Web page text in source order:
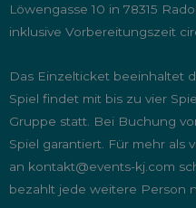
Löwengasse 10 in 78315
inklusive Vorbereitungszeit
Das Einzelticket beeinhaltet
Spiel findet mit bis zu vier
Gruppe statt. Bei Buchung
Spiel garantiert. Für mehr als
an kontakt@events-kj.com
bezahlt jede weitere Person